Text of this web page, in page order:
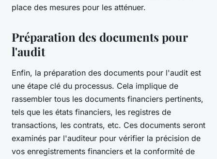
place des mesures pour les atténuer.
Préparation des documents pour
l'audit
Enfin, la préparation des documents pour l'audit est
une étape clé du processus. Cela implique de
rassembler tous les documents financiers pertinents,
tels que les états financiers, les registres de
transactions, les contrats, etc. Ces documents seront
examinés par l'auditeur pour vérifier la précision de
vos enregistrements financiers et la conformité de